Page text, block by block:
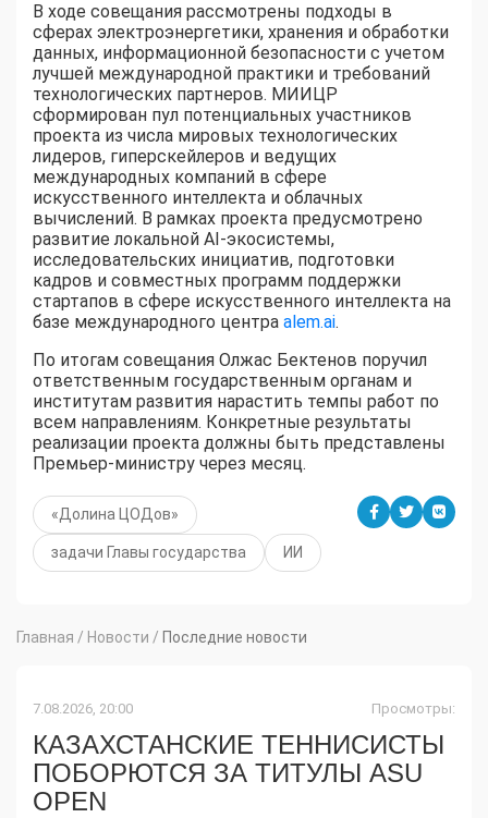
В ходе совещания рассмотрены подходы в
сферах электроэнергетики, хранения и обработки
данных, информационной безопасности с учетом
лучшей международной практики и требований
технологических партнеров. МИИЦР
сформирован пул потенциальных участников
проекта из числа мировых технологических
лидеров, гиперскейлеров и ведущих
международных компаний в сфере
искусственного интеллекта и облачных
вычислений. В рамках проекта предусмотрено
развитие локальной AI-экосистемы,
исследовательских инициатив, подготовки
кадров и совместных программ поддержки
стартапов в сфере искусственного интеллекта на
базе международного центра alem.ai.
По итогам совещания Олжас Бектенов поручил
ответственным государственным органам и
институтам развития нарастить темпы работ по
всем направлениям. Конкретные результаты
реализации проекта должны быть представлены
Премьер-министру через месяц.
«Долина ЦОДов»
задачи Главы государства ИИ
Главная / Новости / Последние новости
7.08.2026, 20:00 Просмотры:
КАЗАХСТАНСКИЕ ТЕННИСИСТЫ
ПОБОРЮТСЯ ЗА ТИТУЛЫ ASU
OPEN